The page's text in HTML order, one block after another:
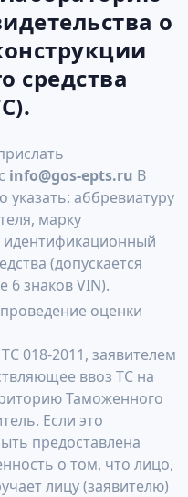
о
средства
info@gos-epts.ru В
аббревиатуру
марку
идентификационный
(допускается
6 знаков VIN).
оценки
018-2011, заявителем
ввоз ТС на
Таможенного
Если это
предоставлена
о том, что лицо,
лицу (заявителю)